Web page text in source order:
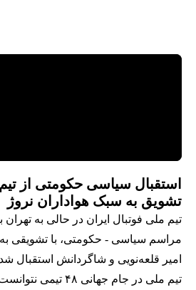
استقبال سیاسی حکومتی از
تشویق به سبک هواداران نروژ
تیم ملی فوتبال ایران در حالی به
مراسم سیاسی - حکومتی، با تشویقی به
امیر قلعه‌نویی و شاگردانش استقبال
تیم ملی در جام جهانی ۴۸ تیمی نتوانست به دور بعد صعود کند.